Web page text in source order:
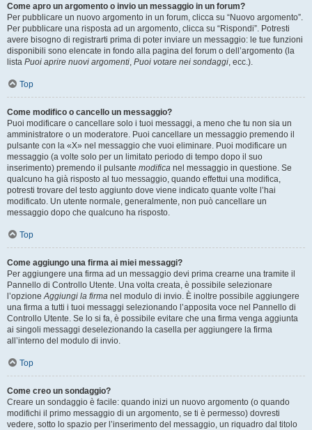
Come apro un argomento o invio un messaggio in un forum?
Per pubblicare un nuovo argomento in un forum, clicca su “Nuovo argomento”.
Per pubblicare una risposta ad un argomento, clicca su “Rispondi”. Potresti
avere bisogno di registrarti prima di poter inviare un messaggio: le tue funzioni
disponibili sono elencate in fondo alla pagina del forum o dell’argomento (la
lista Puoi aprire nuovi argomenti, Puoi votare nei sondaggi, ecc.).
Top
Come modifico o cancello un messaggio?
Puoi modificare o cancellare solo i tuoi messaggi, a meno che tu non sia un
amministratore o un moderatore. Puoi cancellare un messaggio premendo il
pulsante con la «X» nel messaggio che vuoi eliminare. Puoi modificare un
messaggio (a volte solo per un limitato periodo di tempo dopo il suo
inserimento) premendo il pulsante modifica nel messaggio in questione. Se
qualcuno ha già risposto al tuo messaggio, quando effettui una modifica,
potresti trovare del testo aggiunto dove viene indicato quante volte l’hai
modificato. Un utente normale, generalmente, non può cancellare un
messaggio dopo che qualcuno ha risposto.
Top
Come aggiungo una firma ai miei messaggi?
Per aggiungere una firma ad un messaggio devi prima crearne una tramite il
Pannello di Controllo Utente. Una volta creata, è possibile selezionare
l’opzioneAggiungi la firma nel modulo di invio. È inoltre possibile aggiungere
una firma a tutti i tuoi messaggi selezionando l’apposita voce nel Pannello di
Controllo Utente. Se lo si fa, è possibile evitare che una firma venga aggiunta
ai singoli messaggi deselezionando la casella per aggiungere la firma
all’interno del modulo di invio.
Top
Come creo un sondaggio?
Creare un sondaggio è facile: quando inizi un nuovo argomento (o quando
modifichi il primo messaggio di un argomento, se ti è permesso) dovresti
vedere, sotto lo spazio per l’inserimento del messaggio, un riquadro dal titolo